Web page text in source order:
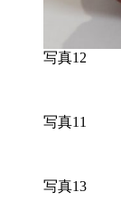
写真12
写真11
写真13